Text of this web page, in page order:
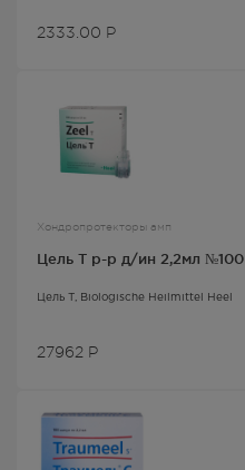
2333.00 Р
Хондропротекторы амп
Цель Т р-р д/ин 2,2мл №100
Цель Т , Biologische Heilmittel Heel
27962 Р